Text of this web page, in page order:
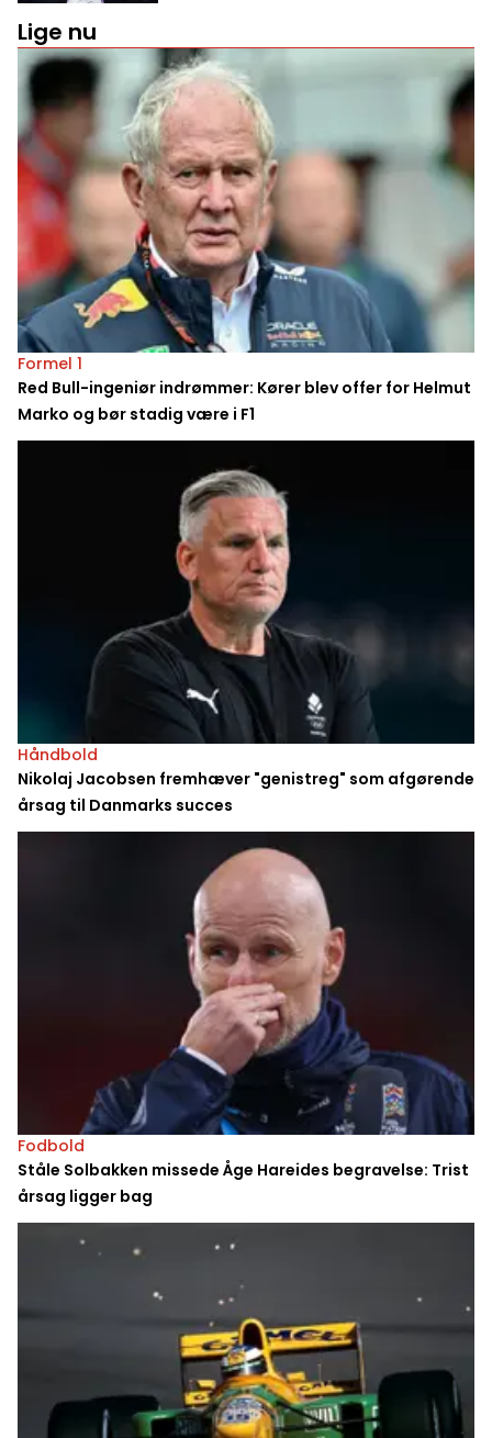
Lige nu
Formel 1
Red Bull-ingeniør indrømmer: Kører blev offer for Helmut
Marko og bør stadig være i F1
Håndbold
Nikolaj Jacobsen fremhæver "genistreg" som afgørende
årsag til Danmarks succes
Fodbold
Ståle Solbakken missede Åge Hareides begravelse: Trist
årsag ligger bag